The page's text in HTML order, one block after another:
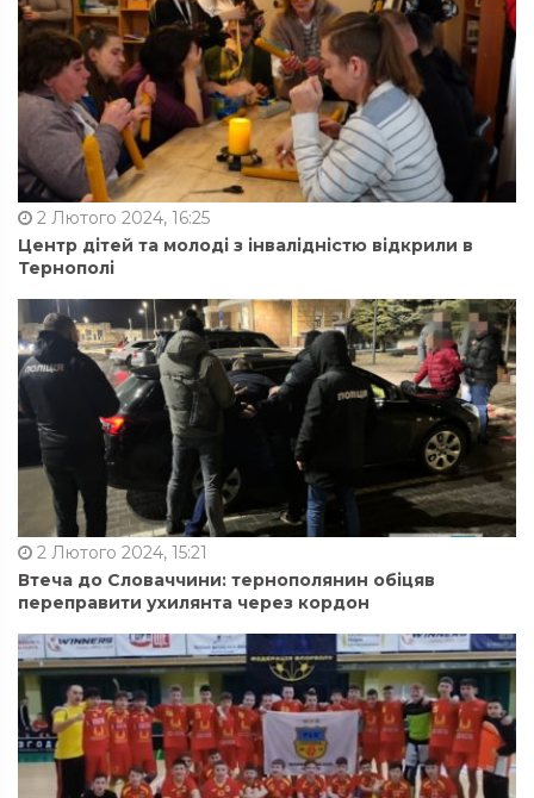
2 Лютого 2024, 16:25
Центр дітей та молоді з інвалідністю відкрили в
Тернополі
2 Лютого 2024, 15:21
Втеча до Словаччини: тернополянин обіцяв
переправити ухилянта через кордон